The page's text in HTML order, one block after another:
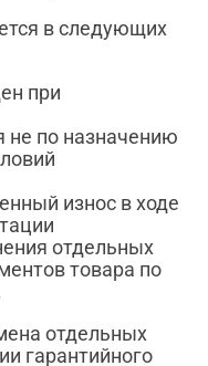
в следующих
при
не по назначению
износ в ходе
отдельных
товара по
отдельных
гарантийного